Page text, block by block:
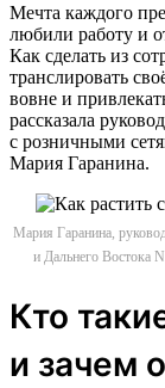
Мечта каждого
любили работу и
Как сделать из
транслировать
вовне и
рассказала
с розничными
Мария Гаранина.
Мария Гаранина,
и Дальнего Востока
Кто
и зачем